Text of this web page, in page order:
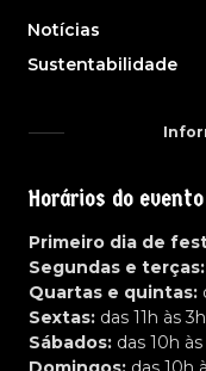
Notícias
Sustentabilidade
Horários do evento
Primeiro dia de
Segundas e terças:
Quartas e quintas:
Sextas: das 11h às 3h
Sábados: das 10h às